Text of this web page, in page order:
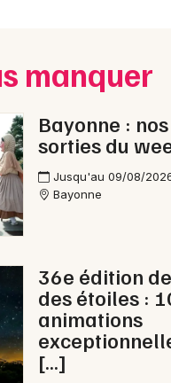
en Aquitaine
en Nouvelle-Aquitaine
manquer
Bayonne :
sorties du
Jusqu'au 09/08/
Bayonne
36e édition
des étoiles :
animations
[…]